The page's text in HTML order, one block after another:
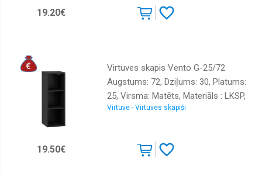
19.20€
Virtuves skapis Vento G-25/72
Augstums: 72, Dziļums: 30, Platums:
25, Virsma: Matēts, Materiāls : LKSP,
Krāsa: melns
Virtuve - Virtuves skapiši
19.50€